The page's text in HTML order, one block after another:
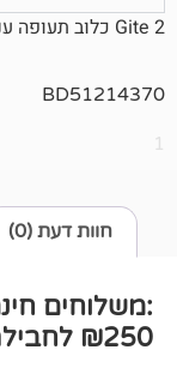
החלפה או
לכל